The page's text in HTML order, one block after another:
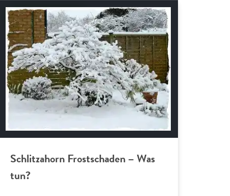
Bäume und Sträucher
Schlitzahorn Frostschaden – Was
tun?